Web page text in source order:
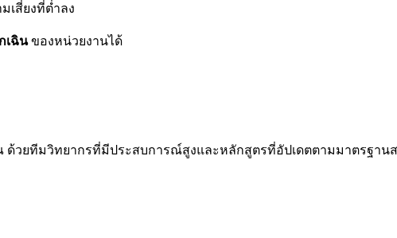
เสี่ยงที่ต่ำลง
เฉินของหน่วยงานได้
ด้วยทีมวิทยากรที่มีประสบการณ์สูงและหลักสูตรที่อัปเดตตามมาตรฐา